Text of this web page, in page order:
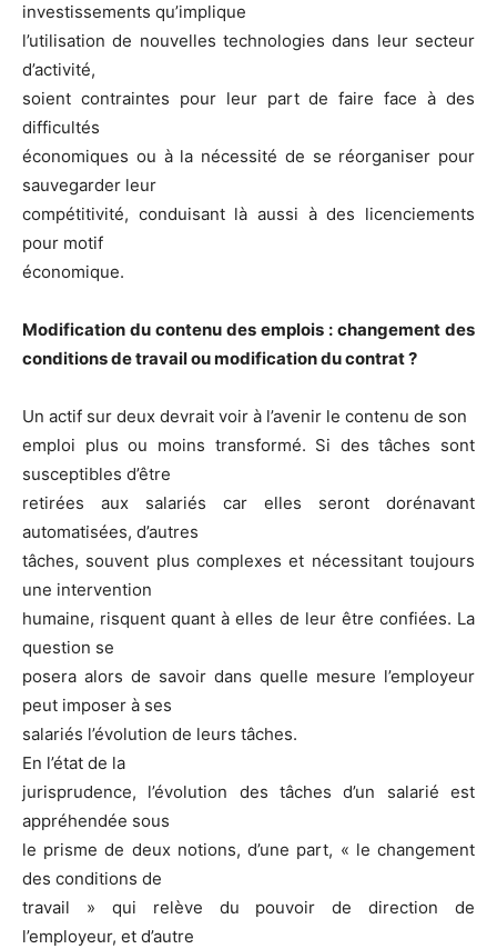
investissements qu’implique
l’utilisation de nouvelles technologies dans leur secteur
d’activité,
soient contraintes pour leur part de faire face à des
difficultés
économiques ou à la nécessité de se réorganiser pour
sauvegarder leur
compétitivité, conduisant là aussi à des licenciements
pour motif
économique.
Modification du contenu des emplois : changement des
conditions de travail ou modification du contrat ?
Un actif sur deux devrait voir à l’avenir le contenu de son
emploi plus ou moins transformé. Si des tâches sont
susceptibles d’être
retirées aux salariés car elles seront dorénavant
automatisées, d’autres
tâches, souvent plus complexes et nécessitant toujours
une intervention
humaine, risquent quant à elles de leur être confiées. La
question se
posera alors de savoir dans quelle mesure l’employeur
peut imposer à ses
salariés l’évolution de leurs tâches.
En l’état de la
jurisprudence, l’évolution des tâches d’un salarié est
appréhendée sous
le prisme de deux notions, d’une part, « le changement
des conditions de
travail » qui relève du pouvoir de direction de
l’employeur, et d’autre